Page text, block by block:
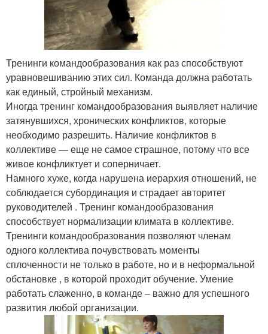
Тренинги командообразования как раз способствуют
уравновешиванию этих сил. Команда должна работать
как единый, стройный механизм.
Иногда тренинг командообразования выявляет наличие
затянувшихся, хронических конфликтов, которые
необходимо разрешить. Наличие конфликтов в
коллективе — еще не самое страшное, потому что все
живое конфликтует и соперничает.
Намного хуже, когда нарушена иерархия отношений, не
соблюдается субординация и страдает авторитет
руководителей . Тренинг командообразования
способствует нормализации климата в коллективе.
Тренинги командообразования позволяют членам
одного коллектива почувствовать моменты
сплоченности не только в работе, но и в неформальной
обстановке , в которой проходит обучение. Умение
работать слаженно, в команде – важно для успешного
развития любой организации.